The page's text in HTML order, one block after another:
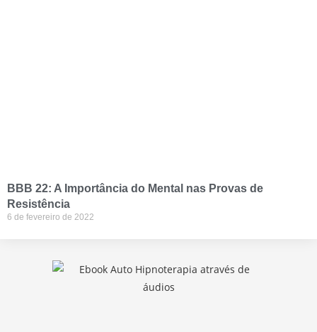
BBB 22: A Importância do Mental nas Provas de
Resistência
6 de fevereiro de 2022